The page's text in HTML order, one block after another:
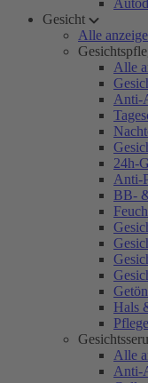
Gesicht
Alle
Alle
Anti-
24h-
Anti-
BB-
Hals
Alle
Anti-